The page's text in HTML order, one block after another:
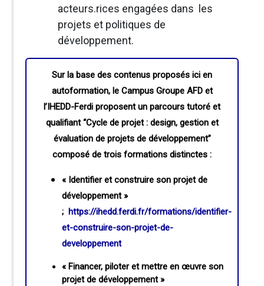
acteurs.rices engagées dans les
projets et politiques de
développement.
Sur la base des contenus proposés ici en
autoformation, le Campus Groupe AFD et
l’IHEDD-Ferdi proposent un parcours tutoré et
qualifiant “Cycle de projet : design, gestion et
évaluation de projets de développement”
composé de trois formations distinctes :
« Identifier et construire son projet de
développement »
; https://ihedd.ferdi.fr/formations/identifier-
et-construire-son-projet-de-
developpement
« Financer, piloter et mettre en œuvre son
projet de développement »